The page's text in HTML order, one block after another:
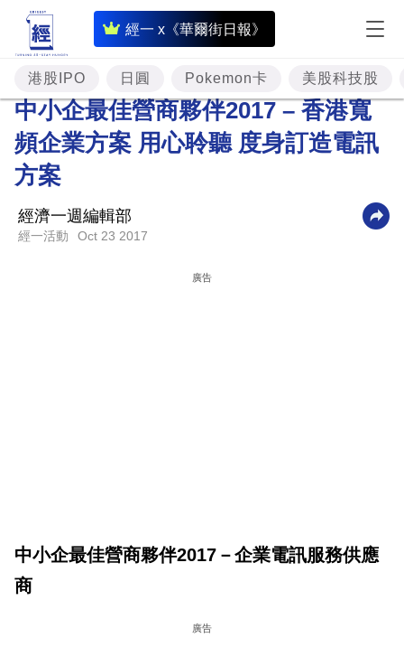
經一 x《華爾街日報》
即
時
財
經
專
題
資
生
港股IPO 日圓 Pokemon卡 美股科技股
中小企最佳營商夥伴2017 – 香港寬
頻企業方案 用心聆聽 度身訂造電訊
方案
經濟一週編輯部
經一活動 Oct 23 2017
廣告
中小企最佳營商夥伴2017－企業電訊服務供應
商
廣告